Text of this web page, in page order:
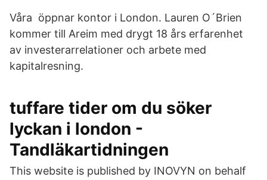
Våra öppnar kontor i London. Lauren O´Brien
kommer till Areim med drygt 18 års erfarenhet
av investerarrelationer och arbete med
kapitalresning.
tuffare tider om du söker
lyckan i london -
Tandläkartidningen
This website is published by INOVYN on behalf